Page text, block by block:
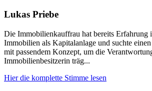
Lukas Priebe
Die Immobilienkauffrau hat bereits Erfahrung
Immobilien als Kapitalanlage und suchte
mit passendem Konzept, um die
Immobilienbesitzerin träg...
Hier die komplette Stimme lesen